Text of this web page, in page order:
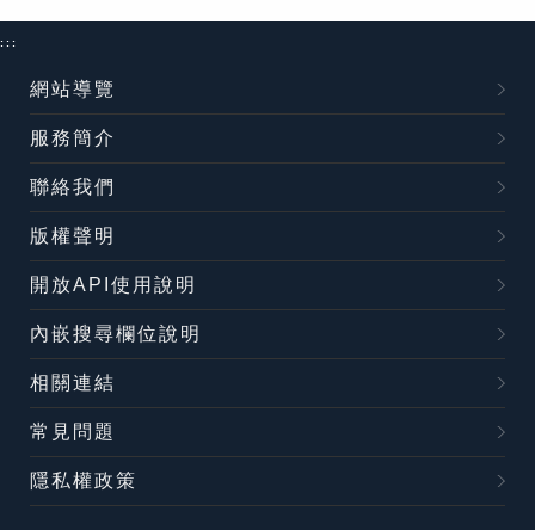
:::
網站導覽
服務簡介
聯絡我們
版權聲明
開放API使用說明
內嵌搜尋欄位說明
相關連結
常見問題
隱私權政策